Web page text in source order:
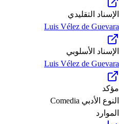
الإسناد التقليدي
Luis Vélez de Guevara
الإسناد الأسلوبي
Luis Vélez de Guevara
مؤكد
النوع الأدبي Comedia
الموارد